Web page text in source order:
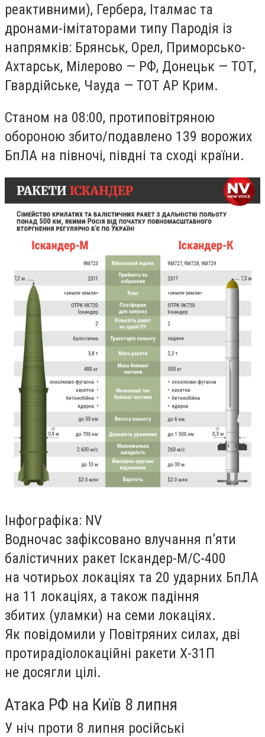
реактивними), Гербера, Італмас та
дронами-імітаторами типу Пародія із
напрямків: Брянськ, Орел, Приморсько-
Ахтарськ, Мілерово — РФ, Донецьк — ТОТ,
Гвардійське, Чауда — ТОТ АР Крим.
Станом на 08:00, протиповітряною
обороною збито/подавлено 139 ворожих
БпЛА на півночі, півдні та сході країни.
Інфографіка: NV
Водночас зафіксовано влучання пʼяти
балістичних ракет Іскандер-М/С-400
на чотирьох локаціях та 20 ударних БпЛА
на 11 локаціях, а також падіння
збитих (уламки) на семи локаціях.
Як повідомили у Повітряних силах, дві
протирадіолокаційні ракети Х-31П
не досягли цілі.
Атака РФ на Київ 8 липня
У ніч проти 8 липня російські